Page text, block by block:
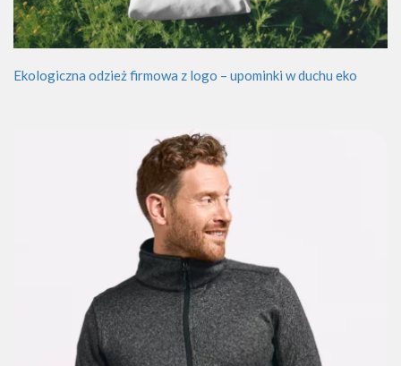
Ekologiczna odzież firmowa z logo – upominki w duchu eko